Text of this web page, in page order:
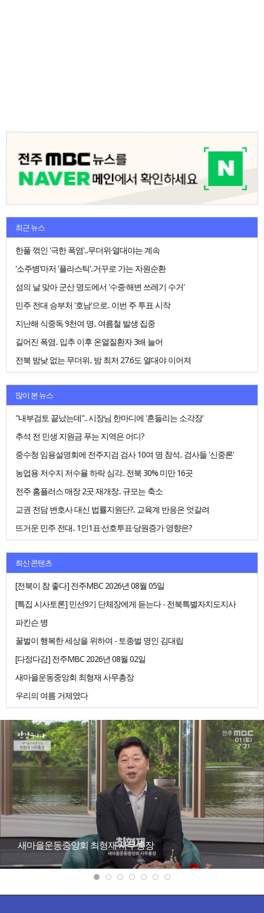
최근 뉴스
한풀 꺾인 '극한 폭염'...무더위·열대야는 계속
'소주병'마저 '플라스틱'..거꾸로 가는 자원순환
섬의 날 맞아 군산 명도에서 '수중·해변 쓰레기 수거'
민주 전대 승부처 '호남'으로.. 이번 주 투표 시작
지난해 식중독 9천여 명.. 여름철 발생 집중
길어진 폭염.. 입추 이후 온열질환자 3배 늘어
전북 밤낮 없는 무더위.. 밤 최저 27.6도 열대야 이어져
많이 본 뉴스
"내부검토 끝났는데".. 시장님 한마디에 '흔들리는 소각장'
추석 전 민생 지원금 푸는 지역은 어디?
중수청 임용설명회에 전주지검 검사 10여 명 참석.. 검사들 '신중론'
농업용 저수지 저수율 하락 심각.. 전북 30% 미만 16곳
전주 홈플러스 매장 2곳 재개장.. 규모는 축소
교권 전담 변호사 대신 법률지원단?.. 교육계 반응은 엇갈려
뜨거운 민주 전대.. 1인1표·선호투표·당원증가 영향은?
최신 콘텐츠
[전북이 참 좋다] 전주MBC 2026년 08월 05일
[특집 시사토론] 민선9기 단체장에게 듣는다 - 전북특별자치도지사
파킨슨 병
꿀벌이 행복한 세상을 위하여 - 토종벌 명인 김대립
[다정다감] 전주MBC 2026년 08월 02일
새마을운동중앙회 최형재 사무총장
우리의 여름 거제였다
새마을운동중앙회 최형재 사무총장